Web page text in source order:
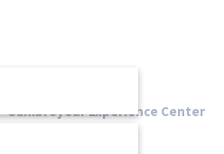
Sanibroyeur Experience Center